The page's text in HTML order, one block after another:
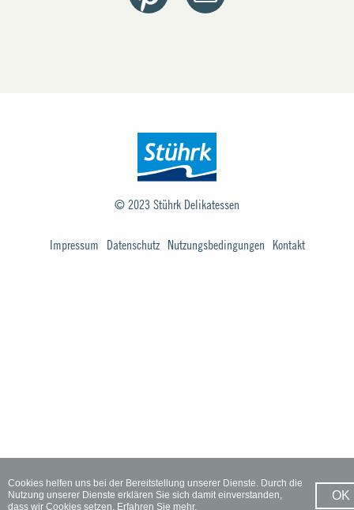
Cookies helfen uns bei der Bereitstellung unserer Dienste. Durch die
Nutzung unserer Dienste erklären Sie sich damit einverstanden,
dass wir Cookies setzen. Erfahren Sie mehr.
OK
© 2023 Stührk Delikatessen
Impressum Datenschutz Nutzungsbedingungen Kontakt